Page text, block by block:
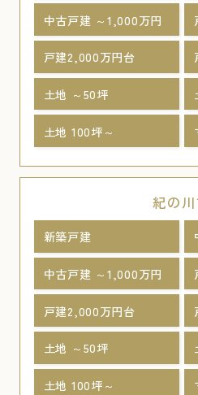
中古戸建 ～1,000万円
戸建2,000万円台
土地 ～50坪
土地 100坪～
紀の
新築戸建
中古戸建 ～1,000万円
戸建2,000万円台
土地 ～50坪
土地 100坪～